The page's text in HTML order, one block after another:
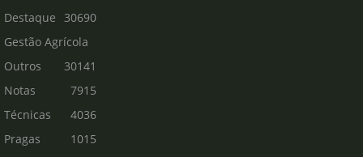
Destaque
30690
Gestão Agrícola
30141
Outros
7915
Notas
Técnicas
4036
Pragas
1015